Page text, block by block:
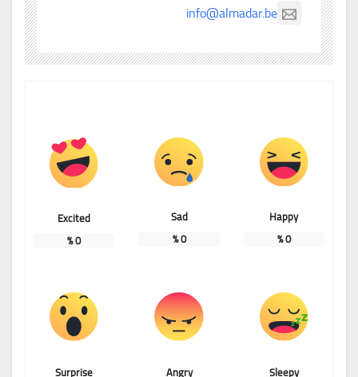
info@almadar.be
Happy
0
%
Sad
0
%
Excited
0
%
Sleepy
Angry
Surprise